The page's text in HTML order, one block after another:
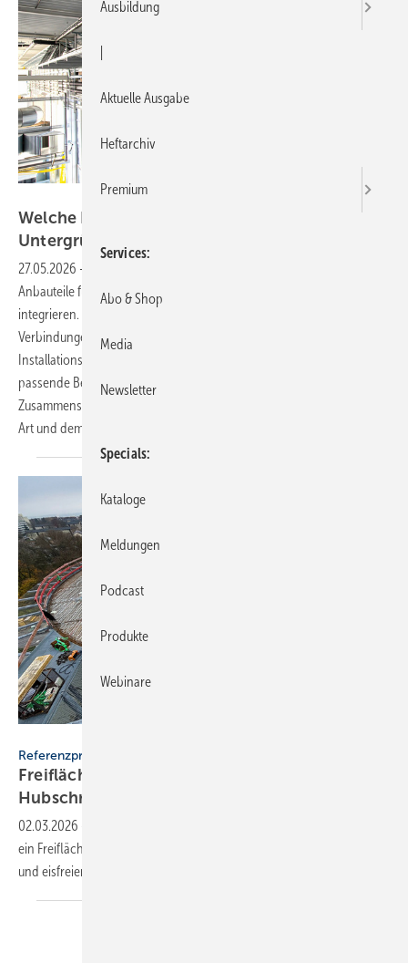
Bild: fischer
Welc he D übel und Schrauben für welche
Untergründe?
27.05.2026 -
Anbauteile für Installationen sicher und normgerecht in das Gebäude
integrieren. Doch wie werden dauerhafte und qualifizierte
Verbindungen hergestellt? Und nach welchen Kriterien wählen
Installationsgewerke der ­Technischen Gebäudeausrüstung (TGA)
passende Befestigungsmittel aus? Entscheidend ist das
Zusammenspiel von Dübel, Anker und Schraube, Baustoff sowie der
Art und dem Ausmaß der einwirkenden
Referenzprojekt
Freiflächenheizung für ganz­jäh­rige
Hub­schrau­ber­lan­dun­gen
02.03.2026
ein Freiflächenheizsystem von Uponor für einen zuverlässig schnee-
und eisfreien
Ausbildung
Aktuelle Ausgabe
Heftarchiv
Premium
Services
Abo & Shop
Media
Newsletter
Specials
Kataloge
Meldungen
Podcast
Produkte
Webinare